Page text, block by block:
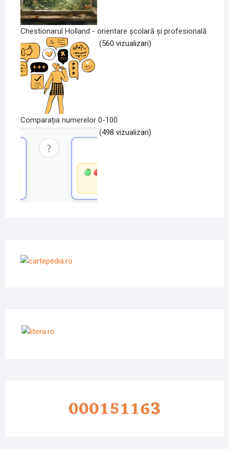
Chestionarul Holland - orientare școlară și profesională
(560 vizualizari)
Comparația numerelor 0-100
(498 vizualizari)